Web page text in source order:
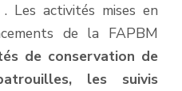
. Les activités mises en
de la FAPBM
de conservation de
les suivis